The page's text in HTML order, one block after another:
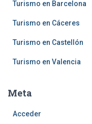
Turismo en Barcelona
Turismo en Cáceres
Turismo en Castellón
Turismo en Valencia
Meta
Acceder